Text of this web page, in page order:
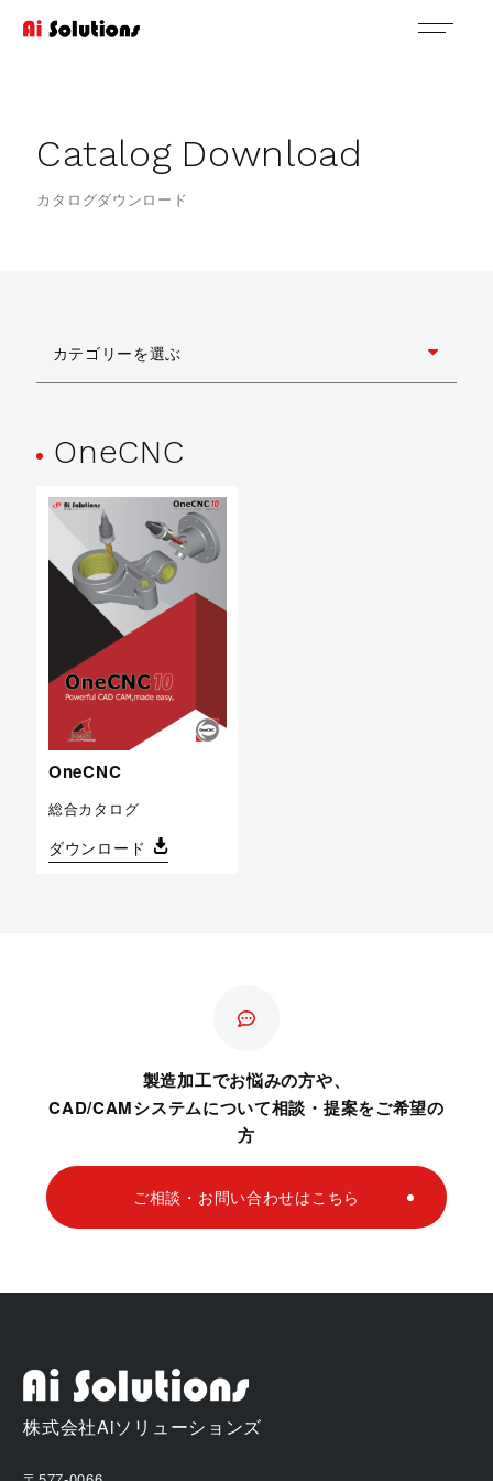
Catalog Download
カタログダウンロード
カテゴリーを選ぶ
OneCNC
OneCNC
総合カタログ
ダウンロード
製造加工でお悩みの方や、
CAD/CAMシステムについて相談・提案をご希望の
方
ご相談・お問い合わせはこちら
株式会社Aiソリューションズ